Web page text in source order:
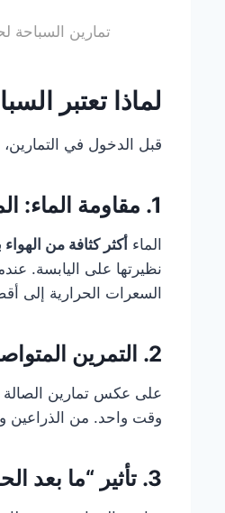
تمارين السباحة لحرق
لماذا تعتبر
قبل الدخول في
1. مقاومة الماء: المحرك الخفي لحرق السعرات
الماء أكثر كثافة من الهواء بـ 12
نظيرتها على اليابسة.
السعرات الحرارية إلى
2. التمرين المتواصل لكل مجموعات العضلات
على عكس تمارين
وقت واحد. من الذراعين
3. تأثير “ما بعد الحرق” الممتد